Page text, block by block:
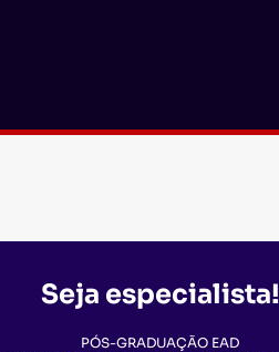
Seja especialista!
PÓS-GRADUAÇÃO EAD